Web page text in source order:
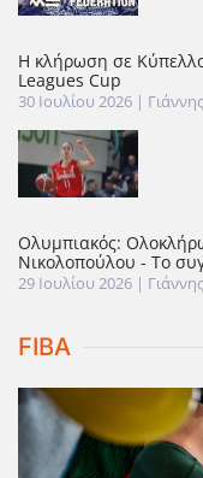
Η κλήρωση σε
Leagues Cup
30 Ιουλίου 2026 |
Ολυμπιακός:
Νικολοπούλου - Το
29 Ιουλίου 2026 |
FIBA